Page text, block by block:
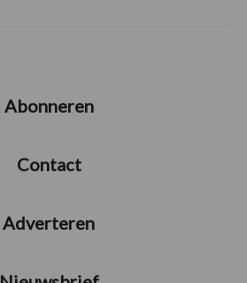
Abonneren
Contact
Adverteren